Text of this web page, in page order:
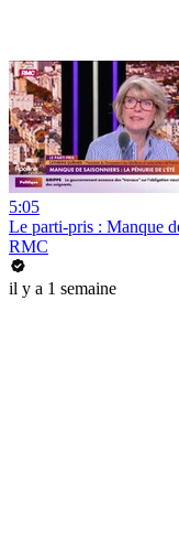
5:05
Le parti-pris : Manque
RMC
il y a 1 semaine